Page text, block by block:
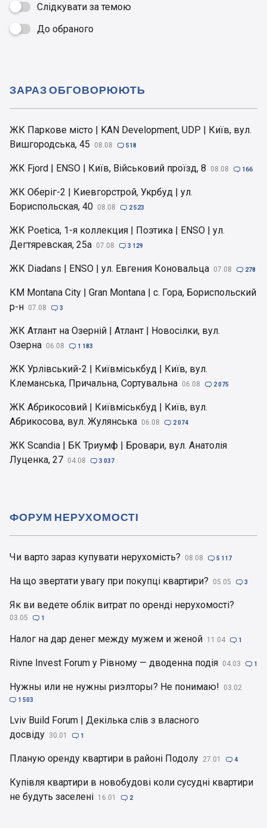
Слідкувати за темою
 До обраного
ЖК Паркове місто | KAN Development, UDP | Київ, вул.
Вишгородська, 45
08.08  518
ЖК Fjord | ENSO | Київ, Військовий проїзд, 8 08.08  166
ЖК Оберіг-2 | Киевгорстрой, Укрбуд | ул.
Бориспольская, 40 08.08  2 523
ЖК Poetica, 1-я коллекция | Поэтика | ENSO | ул.
Дегтяревская, 25а 07.08  3 129
ЖК Diadans | ENSO | ул. Евгения Коновальца 07.08  278
КМ Montana City | Gran Montana | с. Гора, Бориспольский
р-н 07.08  3
ЖК Атлант на Озерній | Атлант | Новосілки, вул.
Озерна 06.08  1 183
ЖК Урлівський-2 | Київміськбуд | Київ, вул.
Клеманська, Причальна, Сортувальна 06.08  2 075
ЖК Абрикосовий | Київміськбуд | Київ, вул.
Абрикосова, вул. Жулянська 06.08  2 074
ЖК Scandia | БК Триумф | Бровари, вул. Анатолія
Луценка, 27 04.08  3 037
ЗАРАЗ ОБГОВОРЮЮТЬ
Чи варто зараз купувати нерухомість? 08.08  5 117
На що звертати увагу при покупці квартири? 05.05  3
Як ви ведете облік витрат по оренді нерухомості?
03.05  1
Налог на дар денег между мужем и женой 11.04  1
Rivne Invest Forum у Рівному — дводенна подія 04.03  1
Нужны или не нужны риэлторы? Не понимаю! 03.02
 1 503
Lviv Build Forum | Декілька слів з власного
досвіду 30.01  1
Планую оренду квартири в районі Подолу 27.01  4
Купівля квартири в новобудові коли сусудні квартири
не будуть заселені 16.01  2
ФОРУМ НЕРУХОМОСТІ